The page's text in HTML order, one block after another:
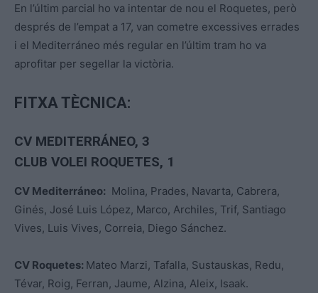
En l’últim parcial ho va intentar de nou el Roquetes, però
després de l’empat a 17, van cometre excessives errades
i el Mediterráneo més regular en l’últim tram ho va
aprofitar per segellar la victòria.
FITXA TÈCNICA:
CV MEDITERRÁNEO, 3
CLUB VOLEI ROQUETES, 1
CV Mediterráneo: Molina, Prades, Navarta, Cabrera,
Ginés, José Luis López, Marco, Archiles, Trif, Santiago
Vives, Luis Vives, Correia, Diego Sánchez.
CV Roquetes: Mateo Marzi, Tafalla, Sustauskas, Redu,
Tévar, Roig, Ferran, Jaume, Alzina, Aleix, Isaak.